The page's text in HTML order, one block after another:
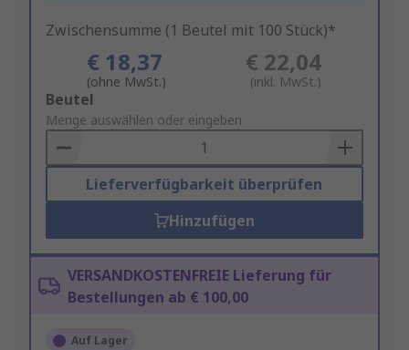
Zwischensumme (1 Beutel mit 100 Stück)*
€ 18,37
(ohne MwSt.)
€ 22,04
(inkl. MwSt.)
Add
to
Basket
Beutel
Menge auswählen oder eingeben
Lieferverfügbarkeit überprüfen
Hinzufügen
VERSANDKOSTENFREIE Lieferung für
Bestellungen ab € 100,00
Auf Lager